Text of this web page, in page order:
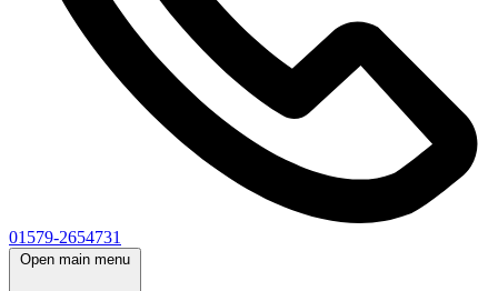
01579-2654731
Open main menu